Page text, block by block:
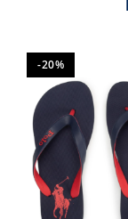
-20%